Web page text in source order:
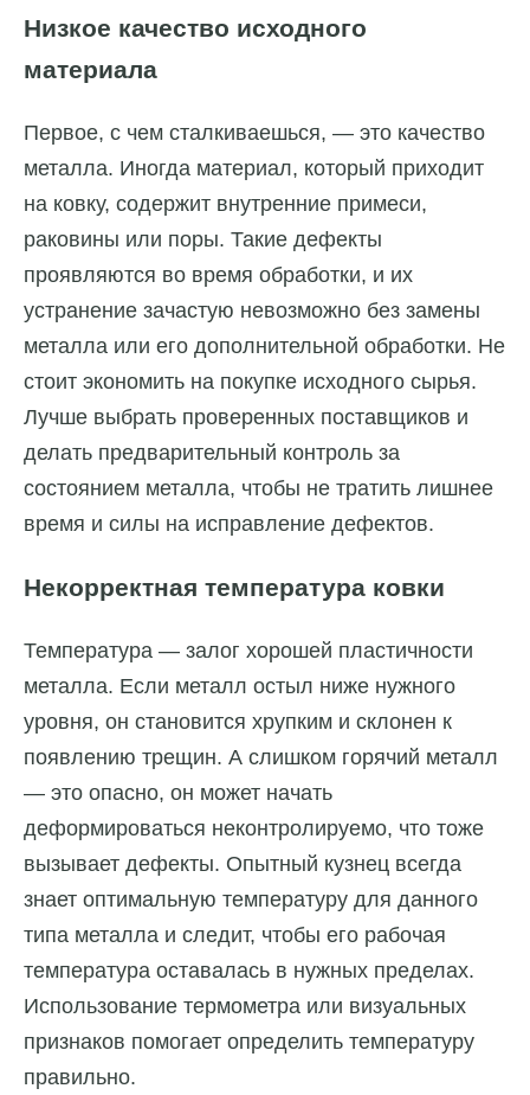
Низкое качество исходного
материала
Первое, с чем сталкиваешься, — это качество
металла. Иногда материал, который приходит
на ковку, содержит внутренние примеси,
раковины или поры. Такие дефекты
проявляются во время обработки, и их
устранение зачастую невозможно без замены
металла или его дополнительной обработки. Не
стоит экономить на покупке исходного сырья.
Лучше выбрать проверенных поставщиков и
делать предварительный контроль за
состоянием металла, чтобы не тратить лишнее
время и силы на исправление дефектов.
Некорректная температура ковки
Температура — залог хорошей пластичности
металла. Если металл остыл ниже нужного
уровня, он становится хрупким и склонен к
появлению трещин. А слишком горячий металл
— это опасно, он может начать
деформироваться неконтролируемо, что тоже
вызывает дефекты. Опытный кузнец всегда
знает оптимальную температуру для данного
типа металла и следит, чтобы его рабочая
температура оставалась в нужных пределах.
Использование термометра или визуальных
признаков помогает определить температуру
правильно.